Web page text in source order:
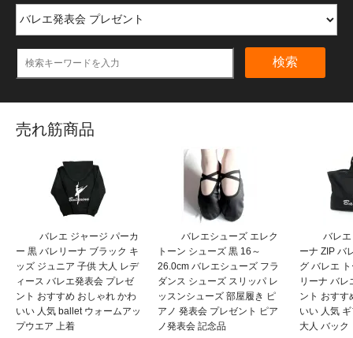
検索
売れ筋商品
バレエ ジャージ パーカ
ー 黒 バレリーナ ブラック キ
ッズ ジュニア 子供 大人 レデ
ィース バレエ発表会 プレゼ
ント おすすめ おしゃれ かわ
いい 人気 ballet ウォームアッ
プウエア 上着
バレエシューズ エレク
トーン シューズ 黒 16～
26.0cm バレエシューズ フラ
ダンス シューズ スリッパ レ
ッスンシューズ 部屋履き ピ
アノ 発表会 プレゼント ピア
ノ発表会 記念品
バレ
ーナ ZIP バ
グ バレエ
リーナ バレ
ント おすす
いい 人気
大人 バック